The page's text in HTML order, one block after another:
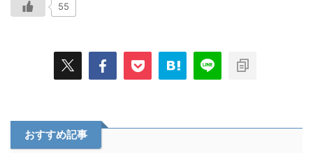
55
おすすめ記事